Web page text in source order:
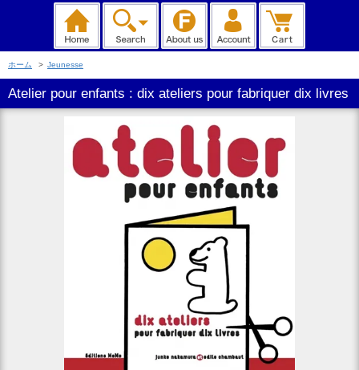
ホーム > Jeunesse
Atelier pour enfants : dix ateliers pour fabriquer dix livres